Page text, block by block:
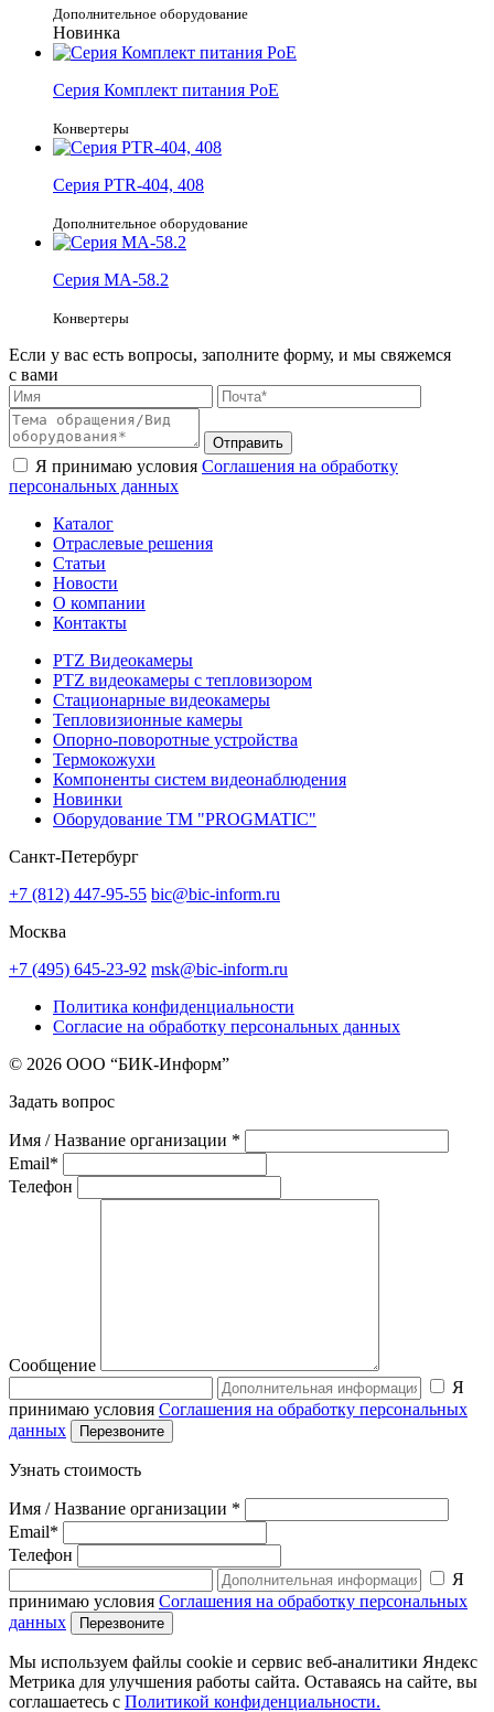
Дополнительное оборудование
Новинка
Серия Комплект питания РоЕ
Конвертеры
Серия PTR-404, 408
Дополнительное оборудование
Серия MA-58.2
Конвертеры
Если у вас есть вопросы, заполните форму, и мы свяжемся
с вами
Я принимаю условия Соглашения на обработку
персональных данных
Каталог
Отраслевые решения
Статьи
Новости
О компании
Контакты
PTZ Видеокамеры
PTZ видеокамеры с тепловизором
Стационарные видеокамеры
Тепловизионные камеры
Опорно-поворотные устройства
Термокожухи
Компоненты систем видеонаблюдения
Новинки
Оборудование TM "PROGMATIC"
Санкт-Петербург
+7 (812) 447-95-55 bic@bic-inform.ru
Москва
+7 (495) 645-23-92 msk@bic-inform.ru
Политика конфиденциальности
Согласие на обработку персональных данных
© 2026 ООО “БИК-Информ”
Задать вопрос
Имя / Название организации *
Email*
Телефон
Сообщение
Я
принимаю условия Соглашения на обработку персональных
данных
Узнать стоимость
Имя / Название организации *
Email*
Телефон
Я
принимаю условия Соглашения на обработку персональных
данных
Мы используем файлы cookie и сервис веб-аналитики Яндекс
Метрика для улучшения работы сайта. Оставаясь на сайте, вы
соглашаетесь с Политикой конфиденциальности.